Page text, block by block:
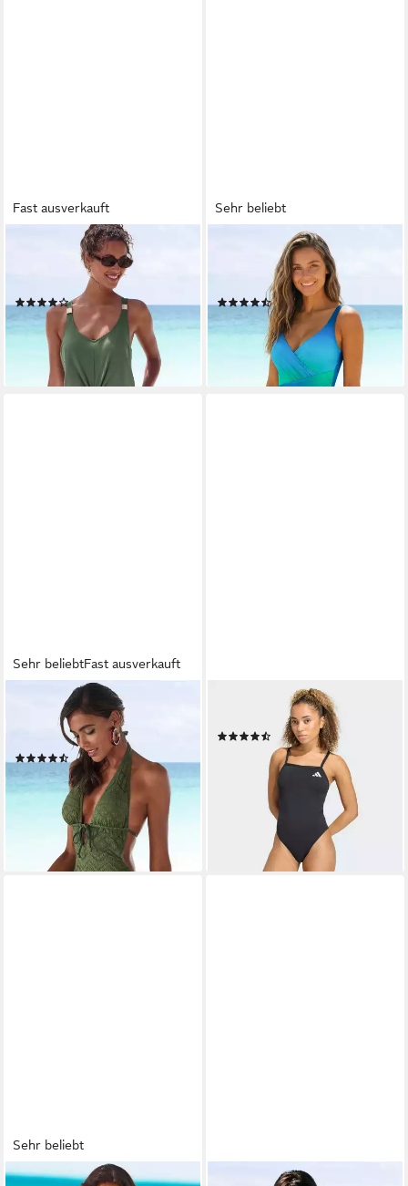
Fast ausverkauft
Badekleid in
figurschmeichelder Form
(38)
ab 74,99 €
lieferbar - in 1-2 Werktagen bei dir
Sehr beliebt
Badeanzug in Wickeloptik mit
Shaping-Effekt
(1565)
ab 74,99 €
lieferbar - in 1-2 Werktagen bei dir
Sehr beliebtFast ausverkauft
LASCANA
Badeanzug Omara mit
Lochstickerei
(57)
ab 69,99 €
lieferbar - in 1-2 Werktagen bei dir
+2
ADIDAS PERFORMANCE
Badeanzug (1-St)
(6)
ab 29,99 € UVP35,00 €
lieferbar - in 1-2 Werktagen bei dir
+1
Sehr beliebt
LASCANA